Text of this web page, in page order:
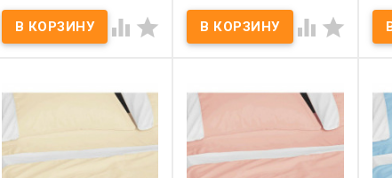
В наличии
Пододеяльник Sonex Aero
Вставки: Air-Tex, 100%
полиэстер. Производитель:
Sonex (Украина).
  В наличии
Пододеяльник Sonex Aero
Вставки: Air-Tex, 100%
полиэстер. Производитель:
Sonex (Украина).
 